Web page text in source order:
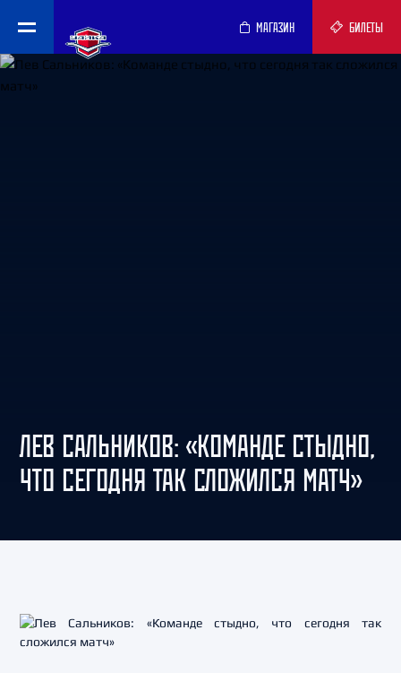
МАГАЗИН БИЛЕТЫ
ЛЕВ САЛЬНИКОВ: «КОМАНДЕ СТЫДНО,
ЧТО СЕГОДНЯ ТАК СЛОЖИЛСЯ МАТЧ»